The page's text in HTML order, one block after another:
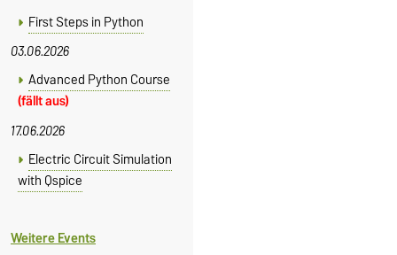
First Steps in Python
03.06.2026
Advanced Python Course
(fällt aus)
17.06.2026
Electric Circuit Simulation
with Qspice
Weitere Events